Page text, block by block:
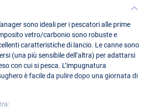
sono ideali per i pescatori alle prime
vetro/carbonio sono robuste e
caratteristiche di lancio. Le canne sono
(una più sensibile dell’altra) per adattarsi
con cui si pesca. L’impugnatura
è facile da pulire dopo una giornata di